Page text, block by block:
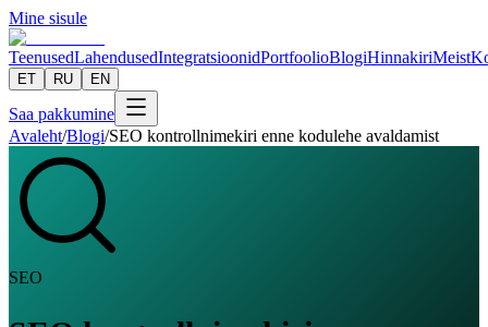
Mine sisule
TeenusedLahendusedIntegratsioonidPortfoolioBlogiHinnakiriMeist
ET RU EN
Saa pakkumine
Avaleht/Blogi/SEO kontrollnimekiri enne kodulehe avaldamist
SEO